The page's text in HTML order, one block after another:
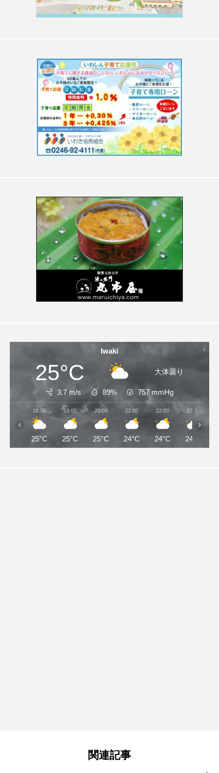
Iwaki
25°C 大体曇り
3.7 m/s 89% 757 mmHg
18:00
25°C
19:00
25°C
20:00
25°C
21:00
24°C
22:00
24°C
23:00
24°C
‹ ›
関連記事